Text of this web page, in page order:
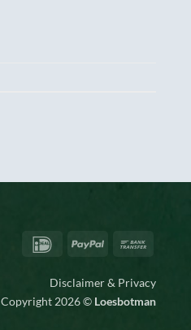
IDeal PayPal
Disclaimer & Privacy
Copyright 2026 © Loesbotman